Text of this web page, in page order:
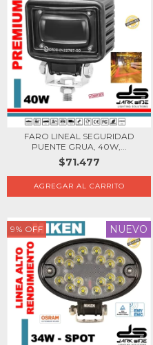
FARO LINEAL SEGURIDAD
PUENTE GRUA, 40W,...
$71.477
9% OFF NUEVO